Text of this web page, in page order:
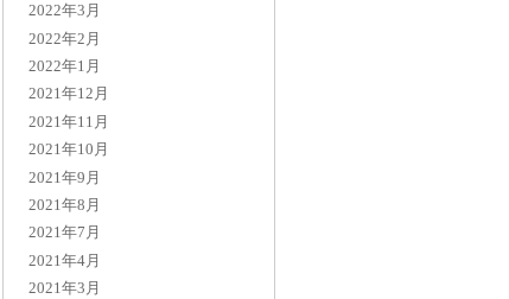
2022年3月
2022年2月
2022年1月
2021年12月
2021年11月
2021年10月
2021年9月
2021年8月
2021年7月
2021年4月
2021年3月